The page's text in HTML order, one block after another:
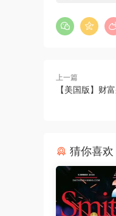
上一篇
【美国版】财
猜你喜欢